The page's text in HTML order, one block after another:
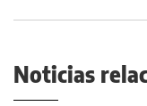
Noticias